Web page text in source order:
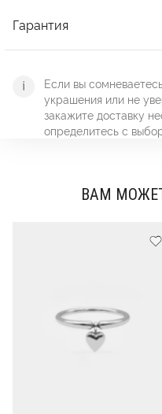
Гарантия
Если вы
украшения или не
закажите доставку
определитесь с
ВАМ